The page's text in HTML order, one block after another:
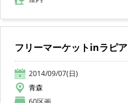
フリーマーケットinラピア
2014/09/07(日)
青森